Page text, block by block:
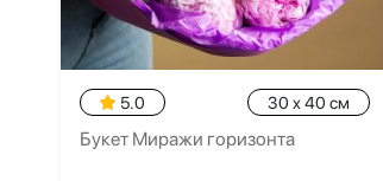
5.0 30 x 40 см
Букет Миражи горизонта